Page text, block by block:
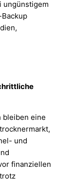
ungünstigem
bleiben eine
und
finanziellen